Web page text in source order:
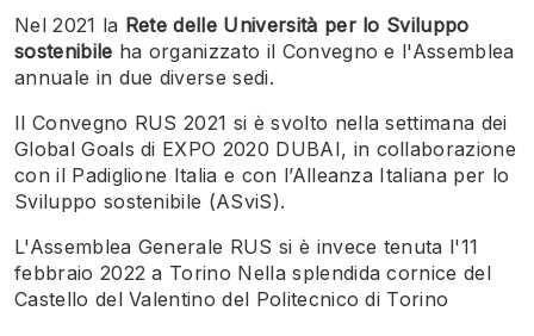
Nel 2021 la Rete delle Università per lo Sviluppo
sostenibile ha organizzato il Convegno e l'Assemblea
annuale in due diverse sedi.
Il Convegno RUS 2021 si è svolto nella settimana dei
Global Goals di EXPO 2020 DUBAI, in collaborazione
con il Padiglione Italia e con l’Alleanza Italiana per lo
Sviluppo sostenibile (ASviS).
L'Assemblea Generale RUS si è invece tenuta l'11
febbraio 2022 a Torino Nella splendida cornice del
Castello del Valentino del Politecnico di Torino